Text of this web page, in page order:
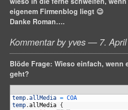
eigenem Firmenblog liegt 😉
Danke Roman….
Kommentar by yves — 7.
Blöde Frage: Wieso einfach, wenn
geht?
temp.allMedia = COA
temp.allMedia {